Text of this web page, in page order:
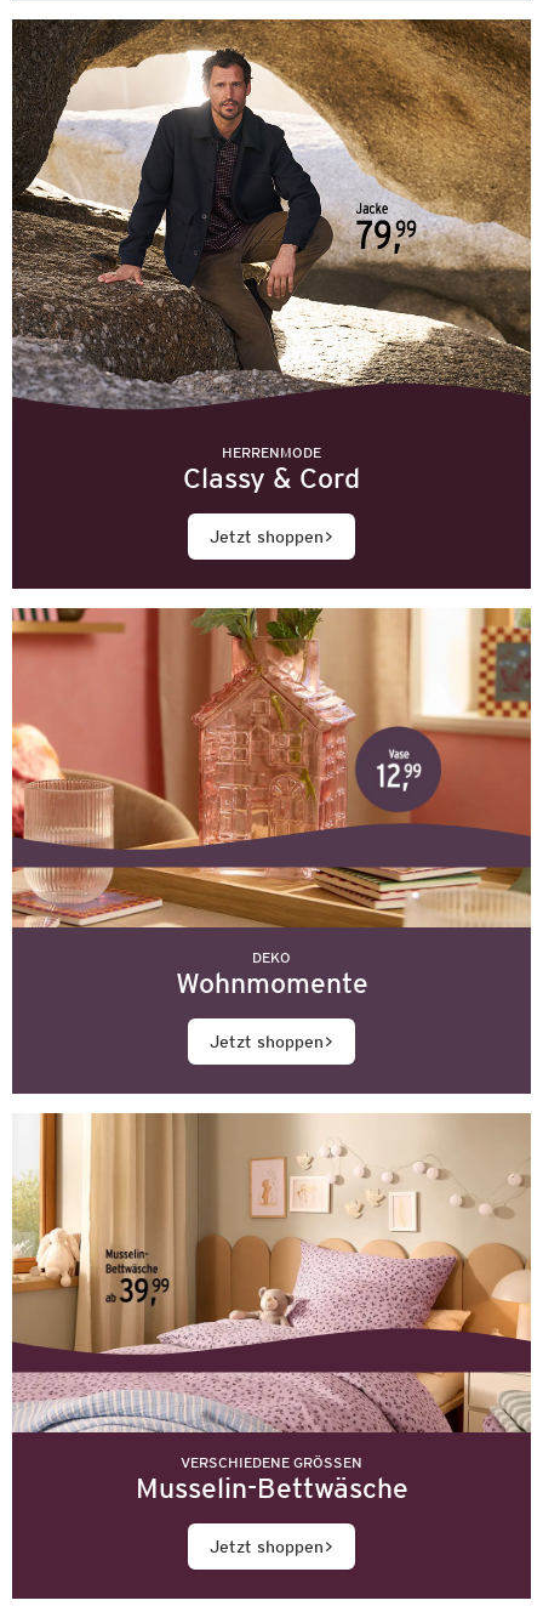
HERRENMODE
Classy & Cord
Jetzt shoppen
DEKO
Wohnmomente
Jetzt shoppen
VERSCHIEDENE GRÖSSEN
Musselin-Bettwäsche
Jetzt shoppen